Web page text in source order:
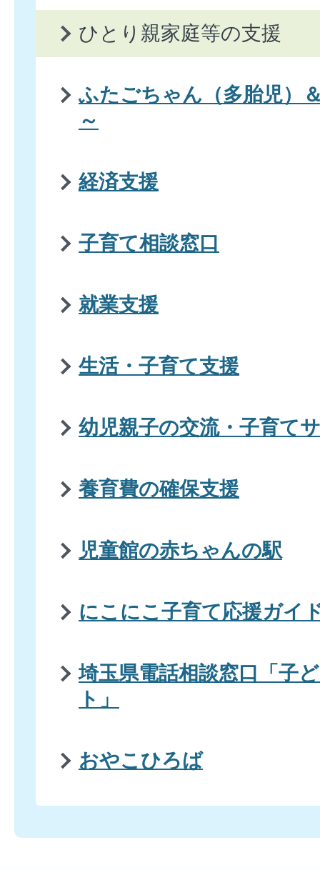
ひとり親家庭等の支援
ふたごちゃん（多胎児）
～
経済支援
子育て相談窓口
就業支援
生活・子育て支援
幼児親子の交流・子育て
養育費の確保支援
児童館の赤ちゃんの駅
にこにこ子育て応援ガイ
埼玉県電話相談窓口「子
ト」
おやこひろば